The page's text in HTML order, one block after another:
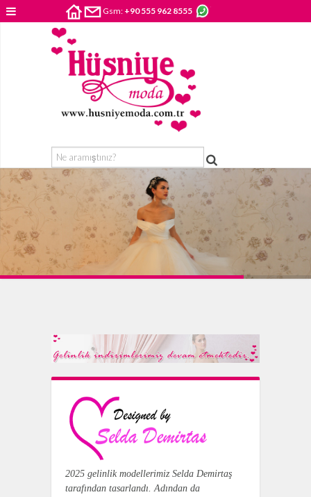
Gsm: +90 555 962 8555
2025 gelinlik modellerimiz Selda Demirtaş
tarafından tasarlandı. Adından da